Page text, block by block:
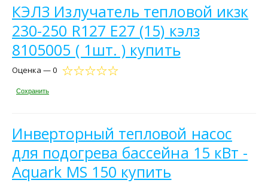
КЭЛЗ Излучатель тепловой икзк
230-250 R127 E27 (15) кэлз
8105005 ( 1шт. ) купить
Оценка — 0
Сохранить
Инверторный тепловой насос
для подогрева бассейна 15 кВт -
Aquark MS 150 купить